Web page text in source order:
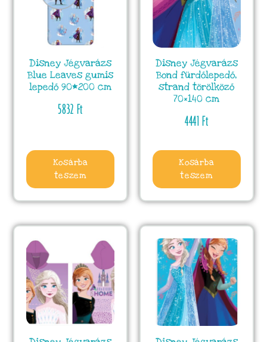
Disney Jégvarázs
Blue Leaves gumis
lepedő 90*200 cm
5832 Ft
Kosárba
teszem
Disney Jégvarázs
Bond fürdőlepedő,
strand törölköző
70×140 cm
4441Ft
Kosárba
teszem